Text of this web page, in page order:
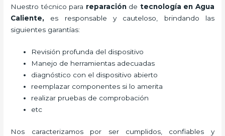
Nuestro técnico para reparaciónde tecnología en Agua
Caliente, es responsable y cauteloso, brindando las
siguientes garantías:
Revisión profunda del dispositivo
Manejo de herramientas adecuadas
diagnóstico con el dispositivo abierto
reemplazar componentes si lo amerita
realizar pruebas de comprobación
etc
Nos caracterizamos por ser cumplidos, confiables y